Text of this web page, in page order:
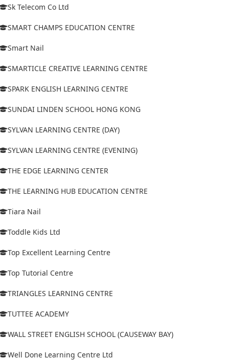
Sk Telecom Co Ltd
SMART CHAMPS EDUCATION CENTRE
Smart Nail
SMARTICLE CREATIVE LEARNING CENTRE
SPARK ENGLISH LEARNING CENTRE
SUNDAI LINDEN SCHOOL HONG KONG
SYLVAN LEARNING CENTRE (DAY)
SYLVAN LEARNING CENTRE (EVENING)
THE EDGE LEARNING CENTER
THE LEARNING HUB EDUCATION CENTRE
Tiara Nail
Toddle Kids Ltd
Top Excellent Learning Centre
Top Tutorial Centre
TRIANGLES LEARNING CENTRE
TUTTEE ACADEMY
WALL STREET ENGLISH SCHOOL (CAUSEWAY BAY)
Well Done Learning Centre Ltd